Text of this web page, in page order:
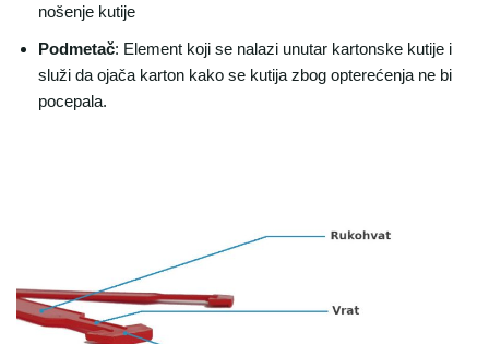
nošenje kutije
Podmetač: Element koji se nalazi unutar kartonske kutije i
služi da ojača karton kako se kutija zbog opterećenja ne bi
pocepala.